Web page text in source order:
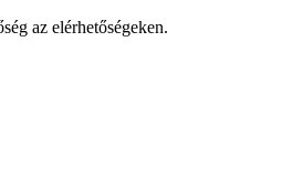
az elérhetőségeken.